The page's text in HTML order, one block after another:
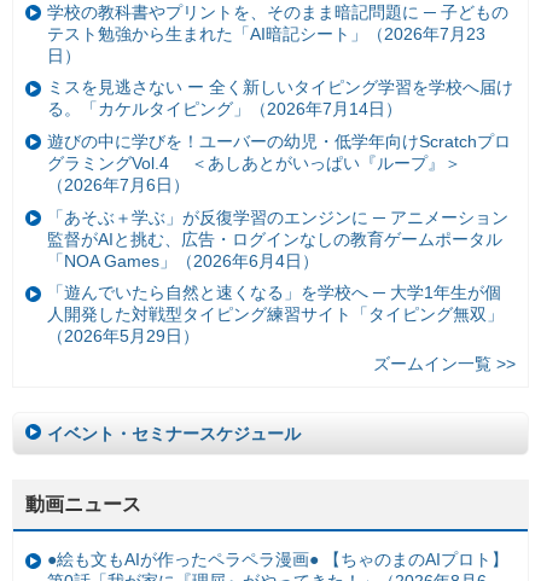
学校の教科書やプリントを、そのまま暗記問題に ─ 子どもの
テスト勉強から生まれた「AI暗記シート」（2026年7月23
日）
ミスを見逃さない ー 全く新しいタイピング学習を学校へ届け
る。「カケルタイピング」（2026年7月14日）
遊びの中に学びを！ユーバーの幼児・低学年向けScratchプロ
グラミングVol.4 ＜あしあとがいっぱい『ループ』＞
（2026年7月6日）
「あそぶ＋学ぶ」が反復学習のエンジンに ─ アニメーション
監督がAIと挑む、広告・ログインなしの教育ゲームポータル
「NOA Games」（2026年6月4日）
「遊んでいたら自然と速くなる」を学校へ ─ 大学1年生が個
人開発した対戦型タイピング練習サイト「タイピング無双」
（2026年5月29日）
ズームイン一覧 >>
イベント・セミナースケジュール
動画ニュース
●絵も文もAIが作ったペラペラ漫画● 【ちゃのまのAIプロト】